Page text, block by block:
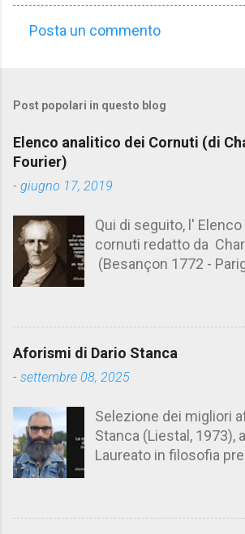
m
e
n
t
Posta un commento
Post popolari in questo blog
Elenco analitico dei Cornuti (di
Fourier)
- giugno 17, 2019
Qui di seguito, l'
cornuti redatto da
(Besançon 1772 -
Aforismario trovi
cornuto pretenzioso:
sua moglie tanto
ammettere l'idea del
rende un marito assai
(Charles Fourier)
ca. 1808 (postumo
italiana da Il Borghese
Aforismi di Dario Stanca
- settembre 08, 2025
Selezione dei migliori
Stanca (Liestal, 1973),
Laureato in filosofia
volume Anacleto